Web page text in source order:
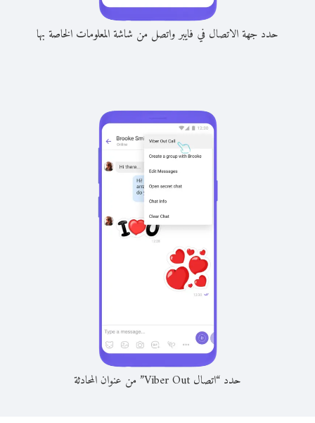
حدد جهة الاتصال في فايبر واتصل من شاشة المعلومات الخاصة بها
حدد “اتصال Viber Out” من عنوان المحادثة